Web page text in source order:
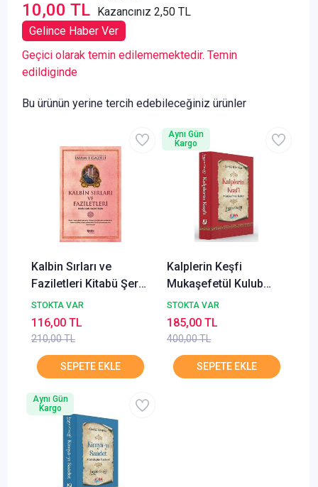
10,00 TL Kazancınız 2,50 TL
Gelince Haber Ver
Geçici olarak temin edilememektedir. Temin
edildiginde
Bu ürünün yerine tercih edebileceğiniz ürünler
Kalbin Sırları ve
Faziletleri Kitabü Şerh-
i Acaibil Kalb
STOKTA VAR
210,00 TL
116,00 TL
Kalplerin Keşfi
Mukaşefetül Kulub
2.Hamur Karton Kapak
İ. Gazali Kuba Yayın
STOKTA VAR
400,00 TL
185,00 TL
Aynı Gün
Kargo
Aynı Gün
Kargo